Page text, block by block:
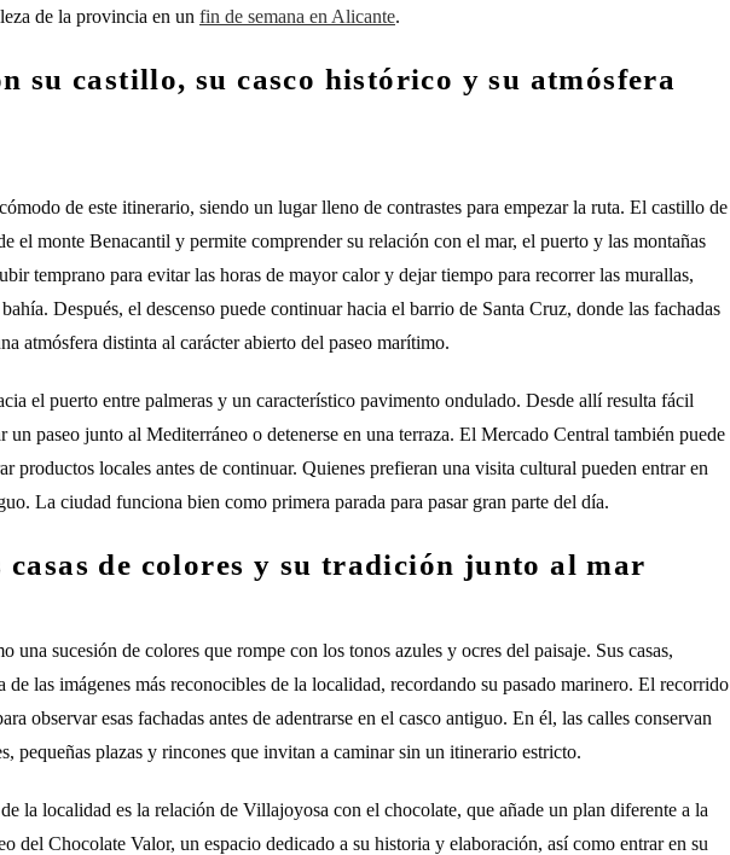
de la provincia en un fin de semana en Alicante.
su castillo, su casco histórico y su atmósfera
de este itinerario, siendo un lugar lleno de contrastes para empezar la ruta. El castillo de
el monte Benacantil y permite comprender su relación con el mar, el puerto y las montañas
temprano para evitar las horas de mayor calor y dejar tiempo para recorrer las murallas,
Después, el descenso puede continuar hacia el barrio de Santa Cruz, donde las fachadas
atmósfera distinta al carácter abierto del paseo marítimo.
el puerto entre palmeras y un característico pavimento ondulado. Desde allí resulta fácil
un paseo junto al Mediterráneo o detenerse en una terraza. El Mercado Central también puede
productos locales antes de continuar. Quienes prefieran una visita cultural pueden entrar en
La ciudad funciona bien como primera parada para pasar gran parte del día.
de colores y su tradición junto al mar
una sucesión de colores que rompe con los tonos azules y ocres del paisaje. Sus casas,
de las imágenes más reconocibles de la localidad, recordando su pasado marinero. El recorrido
observar esas fachadas antes de adentrarse en el casco antiguo. En él, las calles conservan
pequeñas plazas y rincones que invitan a caminar sin un itinerario estricto.
la localidad es la relación de Villajoyosa con el chocolate, que añade un plan diferente a la
del Chocolate Valor, un espacio dedicado a su historia y elaboración, así como entrar en su